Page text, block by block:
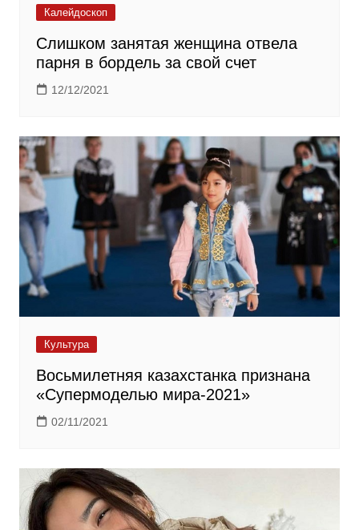
Калейдоскоп
Слишком занятая женщина отвела
парня в бордель за свой счет
12/12/2021
Культура
Восьмилетняя казахстанка признана
«Супермоделью мира-2021»
02/11/2021